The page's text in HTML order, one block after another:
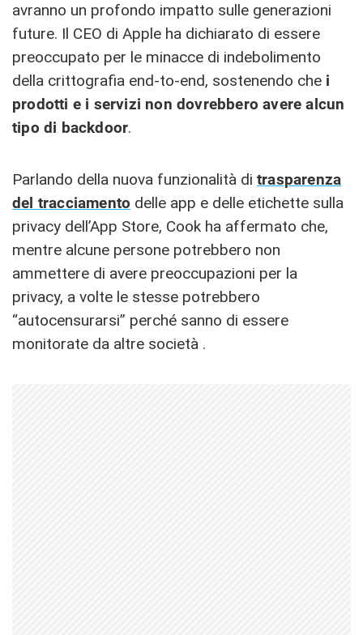
avranno un profondo impatto sulle generazioni
future. Il CEO di Apple ha dichiarato di essere
preoccupato per le minacce di indebolimento
della crittografia end-to-end, sostenendo che i
prodotti e i servizi non dovrebbero avere alcun
tipo di backdoor.
Parlando della nuova funzionalità di trasparenza
del tracciamento delle app e delle etichette sulla
privacy dell’App Store, Cook ha affermato che,
mentre alcune persone potrebbero non
ammettere di avere preoccupazioni per la
privacy, a volte le stesse potrebbero
“autocensurarsi” perché sanno di essere
monitorate da altre società .